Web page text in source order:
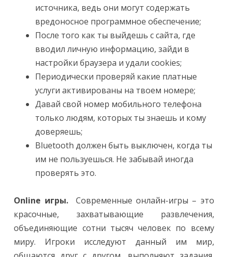
источника, ведь они могут содержать
вредоносное программное обеспечение;
После того как ты выйдешь с сайта, где
вводил личную информацию, зайди в
настройки браузера и удали cookies;
Периодически проверяй какие платные
услуги активированы на твоем номере;
Давай свой номер мобильного телефона
только людям, которых ты знаешь и кому
доверяешь;
Bluetooth должен быть выключен, когда ты
им не пользуешься. Не забывай иногда
проверять это.
Online игры.
Современные онлайн-игры – это
красочные, захватывающие развлечения,
объединяющие сотни тысяч человек по всему
миру. Игроки исследуют данный им мир,